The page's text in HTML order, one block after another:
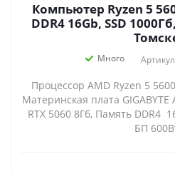
Компьютер Ryzen 5
DDR4 16Gb, SSD 1000Гб, A520M. Купить в
Много
Процессор AMD Ryzen 5
Материнская плата GIGABYTE
RTX 5060 8Гб, Память DDR4
БП